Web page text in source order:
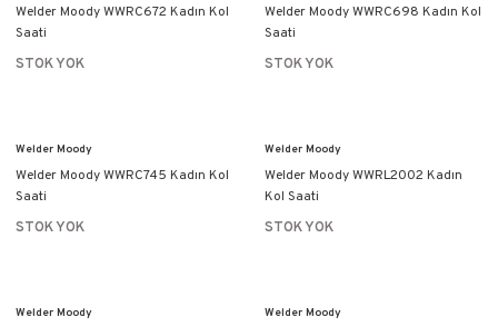
Welder Moody WWRC672 Kadın Kol
Saati
STOK YOK
Welder Moody WWRC698 Kadın Kol
Saati
STOK YOK
Welder Moody
Welder Moody WWRC745 Kadın Kol
Saati
STOK YOK
Welder Moody
Welder Moody WWRL2002 Kadın
Kol Saati
STOK YOK
Welder Moody Welder Moody